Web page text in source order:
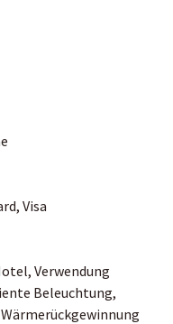
Visa
Verwendung
Beleuchtung,